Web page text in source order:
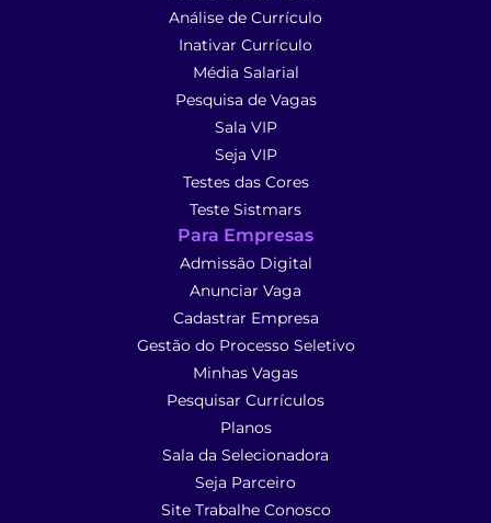
Análise de Currículo
Inativar Currículo
Média Salarial
Pesquisa de Vagas
Sala VIP
Seja VIP
Testes das Cores
Teste Sistmars
Para Empresas
Admissão Digital
Anunciar Vaga
Cadastrar Empresa
Gestão do Processo Seletivo
Minhas Vagas
Pesquisar Currículos
Planos
Sala da Selecionadora
Seja Parceiro
Site Trabalhe Conosco